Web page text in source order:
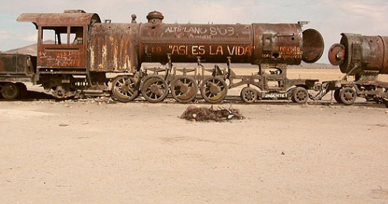
Cementerio de trenes Uyuni
Uyuni, Potosí, Bolivien
Rubrik: Verkehr